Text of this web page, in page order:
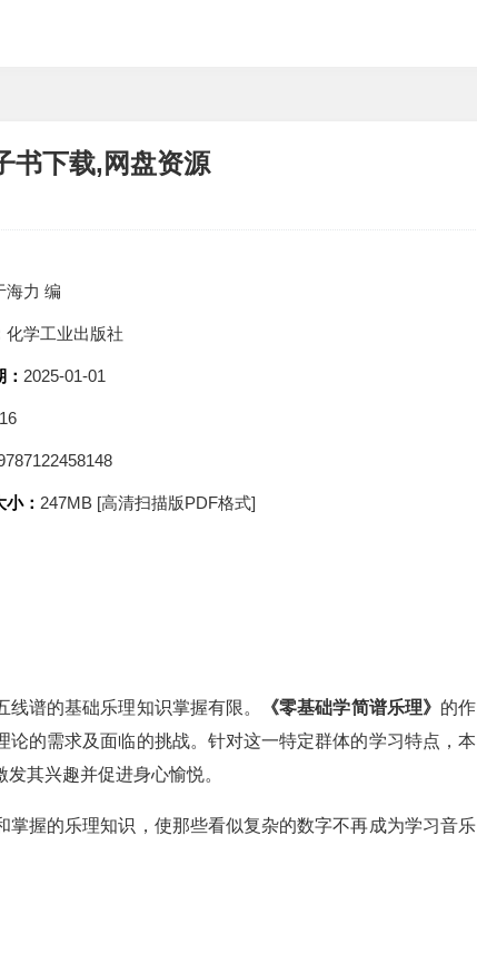
书下载,网盘资源
海力 编
化学工业出版社
2025-01-01
： 247MB [高清扫描版PDF格式]
谱的基础乐理知识掌握有限。 《零基础学简谱乐理》 的作
的需求及面临的挑战。针对这一特定群体的学习特点，本
其兴趣并促进身心愉悦。
握的乐理知识，使那些看似复杂的数字不再成为学习音乐